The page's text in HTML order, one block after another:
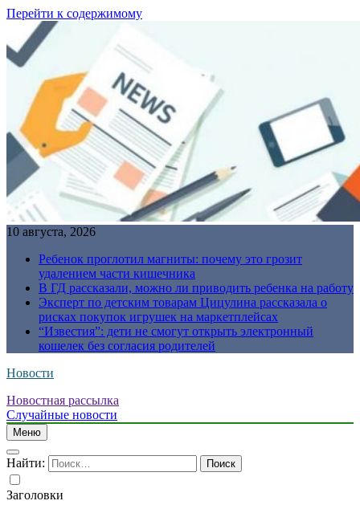
Перейти к содержимому
10 августа, 2026
Ребенок проглотил магниты: почему это грозит
удалением части кишечника
В ГД рассказали, можно ли приводить ребенка на работу
Эксперт по детским товарам Цицулина рассказала о
рисках покупок игрушек на маркетплейсах
“Известия”: дети не смогут открыть электронный
кошелек без согласия родителей
Новости
Новостная рассылка
Случайные новости
Меню
Найти:
Заголовки